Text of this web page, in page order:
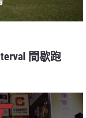
間歇跑